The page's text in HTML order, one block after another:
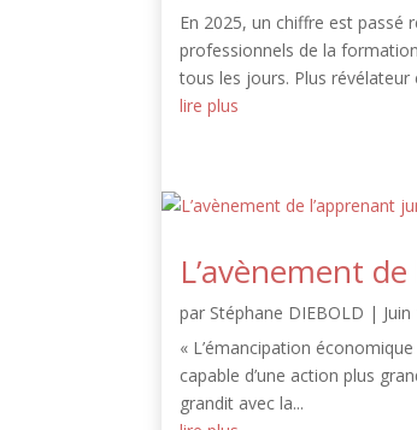
En 2025, un chiffre est passé
professionnels de la
tous les jours. Plus révélateur
lire plus
L’avènement
par Stéphane DIEBOLD |
« L’émancipation
capable d’une action plus
grandit avec la...